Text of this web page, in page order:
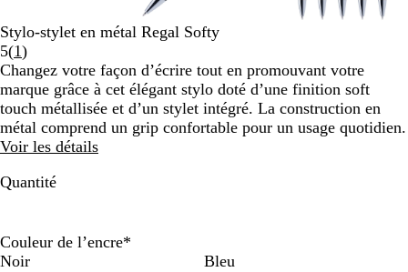
zoomer
les
touches
fléchées
pour
faire
zoomer
les
touches
fléchées
pour
pour
les
touches
fléchées
pour
Stylo-stylet en métal Regal Softy
5(1Lire
les
1
avis
)
Changez votre façon d’écrire tout en promouvant votre
marque grâce à cet élégant stylo doté d’une finition soft
touch métallisée et d’un stylet intégré. La construction en
métal comprend un grip confortable pour un usage quotidien.
Voir les détails
Quantité
Couleur de l’encre*
Noir
Bleu